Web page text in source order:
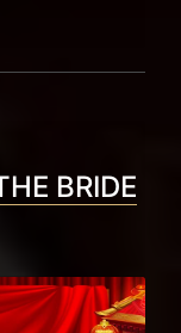
BRIDE